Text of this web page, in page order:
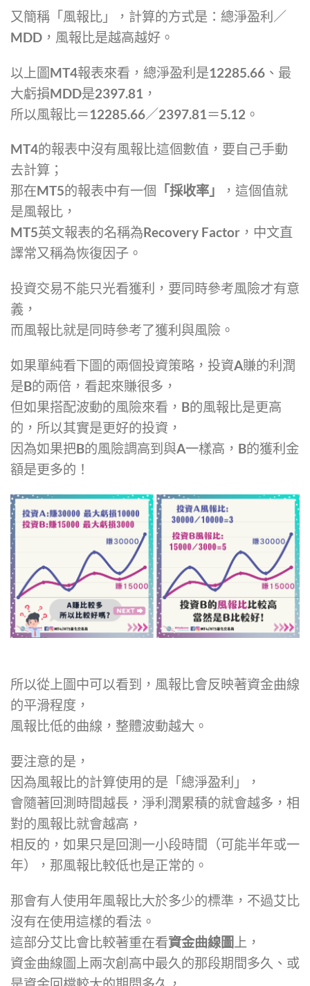
又簡稱「風報比」， 計算的方式是：總淨盈利／
MDD，風報比是越高越好。
以上圖MT4報表來看，總淨盈利是12285.66、最
大虧損MDD是2397.81，
所以風報比＝12285.66／2397.81＝5.12。
MT4的報表中沒有風報比這個數值，要自己手動
去計算；
那在MT5的報表中有一個 「採收率」
，這個值就
是風報比，
MT5英文報表的名稱為Recovery Factor，中文直
譯常又稱為恢復因子。
投資交易不能只光看獲利，要同時參考風險才有意
義，
而風報比就是同時參考了獲利與風險。
如果單純看下圖的兩個投資策略，投資A賺的利潤
是B的兩倍，看起來賺很多，
但如果搭配波動的風險來看，B的風報比是更高
的，所以其實是更好的投資，
因為如果把B的風險調高到與A一樣高，B的獲利金
額是更多的！
所以從上圖中可以看到，風報比會反映著資金曲線
的平滑程度，
風報比低的曲線，整體波動越大。
要注意的是，
因為風報比的計算使用的是「總淨盈利」，
會隨著回測時間越長，淨利潤累積的就會越多，相
對的風報比就會越高，
相反的，如果只是回測一小段時間（可能半年或一
年），那風報比較低也是正常的。
那會有人使用年風報比大於多少的標準，不過艾比
沒有在使用這樣的看法。
這部分艾比會比較著重在看資金曲線圖 上，
資金曲線圖上兩次創高中最久的那段期間多久、或